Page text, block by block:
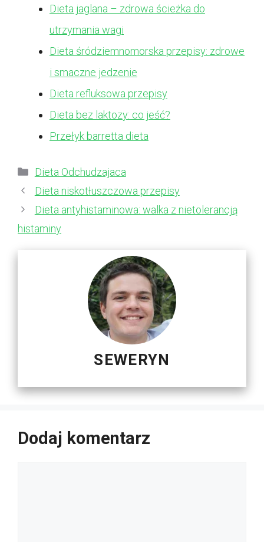
Dieta jaglana – zdrowa ścieżka do
utrzymania wagi
Dieta śródziemnomorska przepisy: zdrowe
i smaczne jedzenie
Dieta refluksowa przepisy
Dieta bez laktozy: co jeść?
Przełyk barretta dieta
Kategorie
Dieta Odchudzajaca
Dieta niskotłuszczowa przepisy
Dieta antyhistaminowa: walka z nietolerancją
histaminy
SEWERYN
Dodaj komentarz